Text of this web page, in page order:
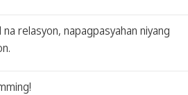
relasyon, napagpasyahan niyang